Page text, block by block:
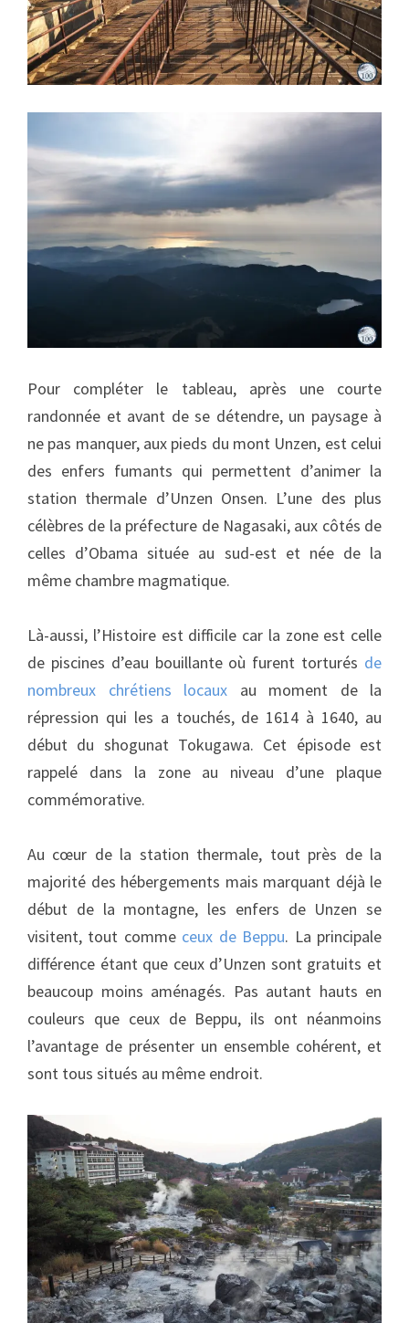
Pour compléter le tableau, après une courte
randonnée et avant de se détendre, un paysage à
ne pas manquer, aux pieds du mont Unzen, est celui
des enfers fumants qui permettent d’animer la
station thermale d’Unzen Onsen. L’une des plus
célèbres de la préfecture de Nagasaki, aux côtés de
celles d’Obama située au sud-est et née de la
même chambre magmatique.
Là-aussi, l’Histoire est difficile car la zone est celle
de piscines d’eau bouillante où furent torturés de
nombreux chrétiens locaux au moment de la
répression qui les a touchés, de 1614 à 1640, au
début du shogunat Tokugawa. Cet épisode est
rappelé dans la zone au niveau d’une plaque
commémorative.
Au cœur de la station thermale, tout près de la
majorité des hébergements mais marquant déjà le
début de la montagne, les enfers de Unzen se
visitent, tout comme ceux de Beppu. La principale
différence étant que ceux d’Unzen sont gratuits et
beaucoup moins aménagés. Pas autant hauts en
couleurs que ceux de Beppu, ils ont néanmoins
l’avantage de présenter un ensemble cohérent, et
sont tous situés au même endroit.